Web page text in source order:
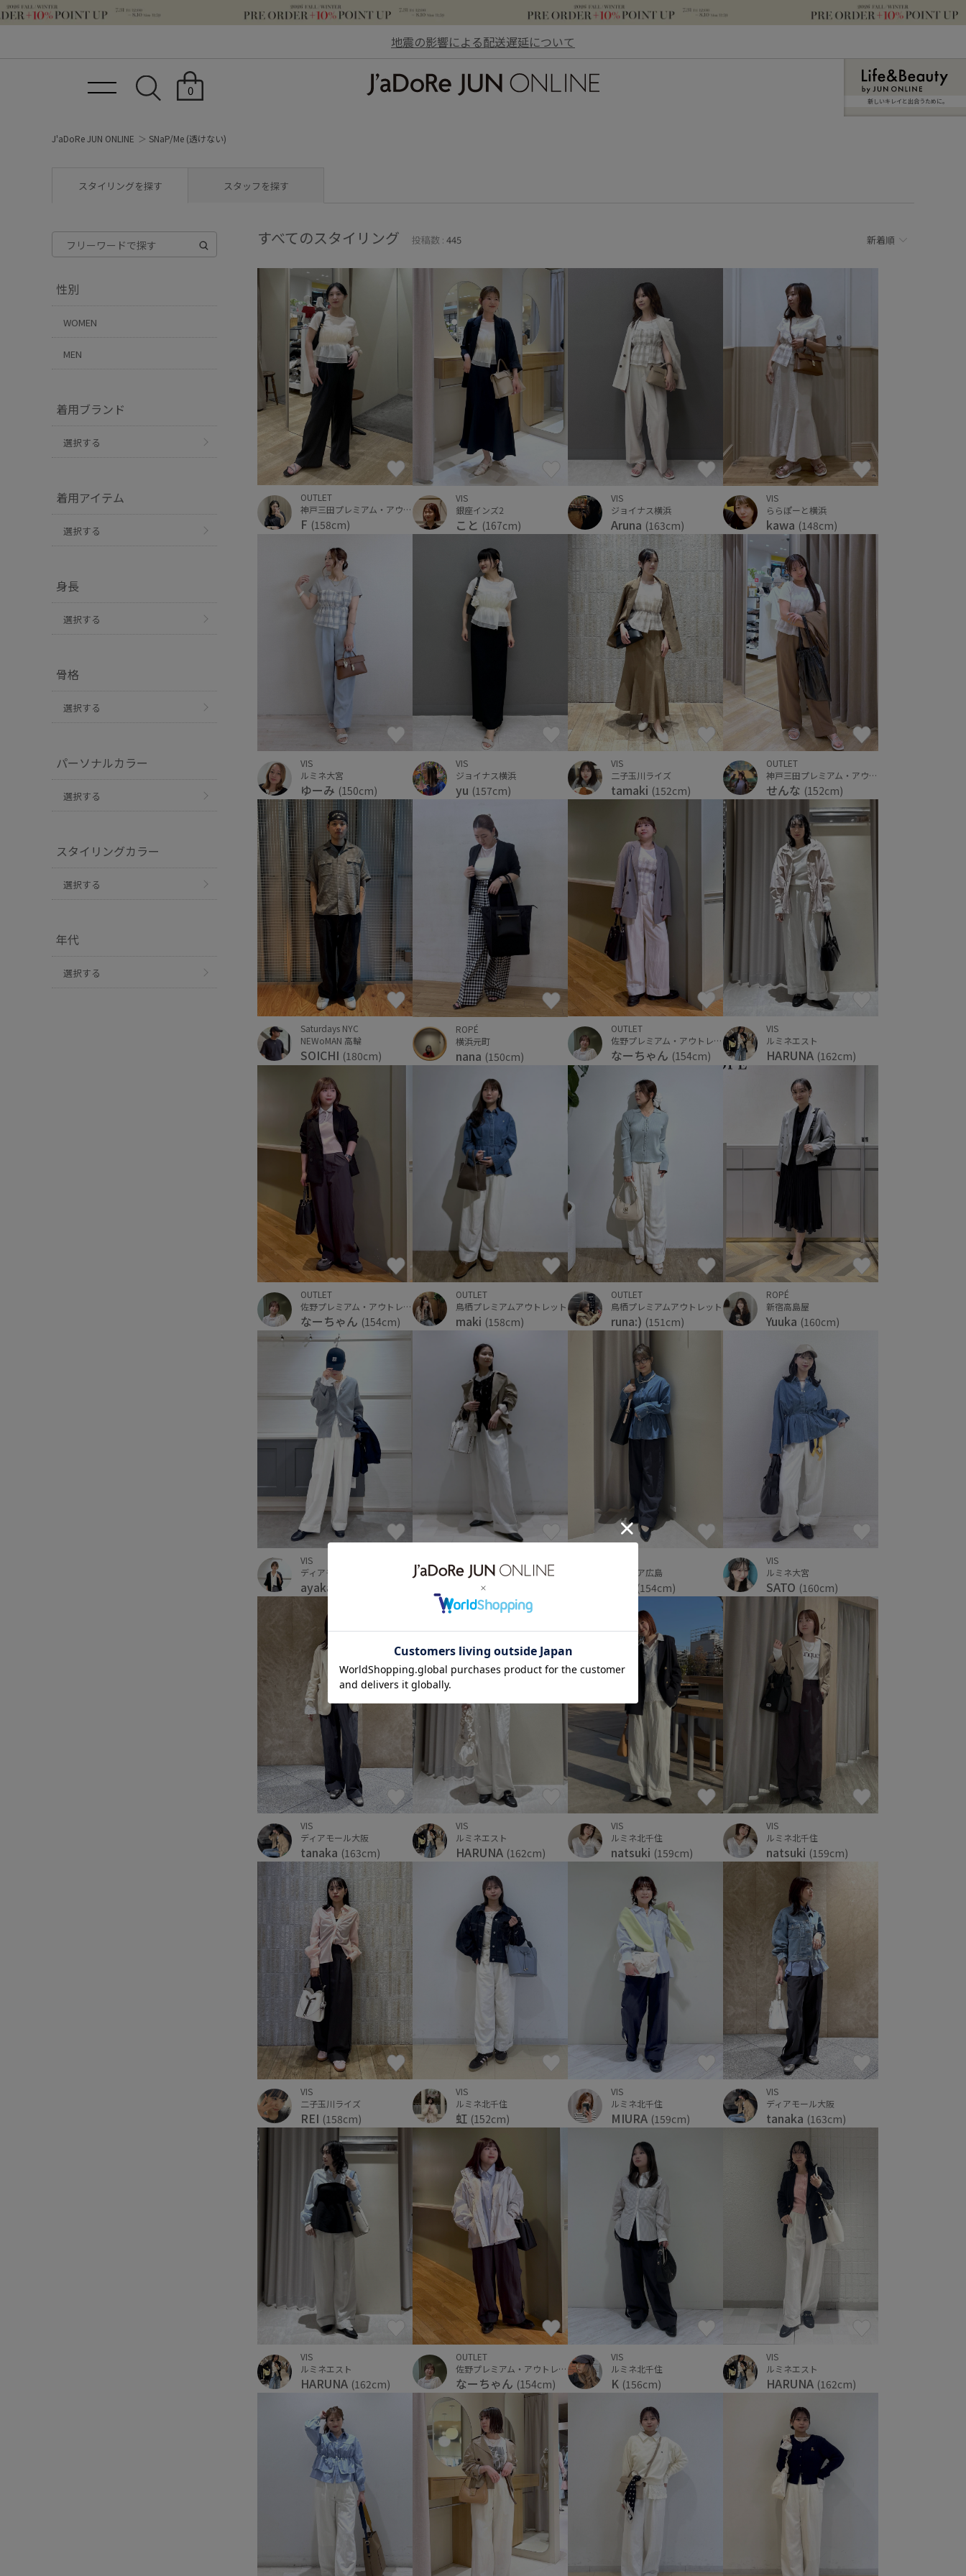
地震の影響による配送遅延について
0
新しいキレイと出合うために。
J'aDoRe JUN ONLINE SNaP/Me (透けない)
スタイリングを探す スタッフを探す
性別
WOMEN
MEN
着用ブランド
選択する
着用アイテム
選択する
身長
選択する
骨格
選択する
パーソナルカラー
選択する
スタイリングカラー
選択する
年代
選択する
すべてのスタイリング 投稿数 : 445 新着順
OUTLET
神戸三田プレミアム・アウトレット
F (158cm)
VIS
銀座インズ2
こと (167cm)
VIS
ジョイナス横浜
Aruna (163cm)
VIS
ららぽーと横浜
kawa (148cm)
VIS
ルミネ大宮
ゆーみ (150cm)
VIS
ジョイナス横浜
yu (157cm)
VIS
二子玉川ライズ
tamaki (152cm)
OUTLET
神戸三田プレミアム・アウトレット
せんな (152cm)
Saturdays NYC
NEWoMAN 高輪
SOICHI (180cm)
ROPÉ
横浜元町
nana (150cm)
OUTLET
佐野プレミアム・アウトレット
なーちゃん (154cm)
VIS
ルミネエスト
HARUNA (162cm)
OUTLET
佐野プレミアム・アウトレット
なーちゃん (154cm)
OUTLET
鳥栖プレミアムアウトレット
maki (158cm)
OUTLET
鳥栖プレミアムアウトレット
runa:) (151cm)
ROPÉ
新宿高島屋
Yuuka (160cm)
VIS
ディアモール大阪
ayaka
アトレ大井町
(150cm)
ミナモア広島
(154cm)
VIS
ルミネ大宮
SATO (160cm)
VIS
ディアモール大阪
tanaka (163cm)
VIS
ルミネエスト
HARUNA (162cm)
VIS
ルミネ北千住
natsuki (159cm)
VIS
ルミネ北千住
natsuki (159cm)
VIS
二子玉川ライズ
REI (158cm)
VIS
ルミネ北千住
虹 (152cm)
VIS
ルミネ北千住
MIURA (159cm)
VIS
ディアモール大阪
tanaka (163cm)
VIS
ルミネエスト
HARUNA (162cm)
OUTLET
佐野プレミアム・アウトレット
なーちゃん (154cm)
VIS
ルミネ北千住
K (156cm)
VIS
ルミネエスト
HARUNA (162cm)